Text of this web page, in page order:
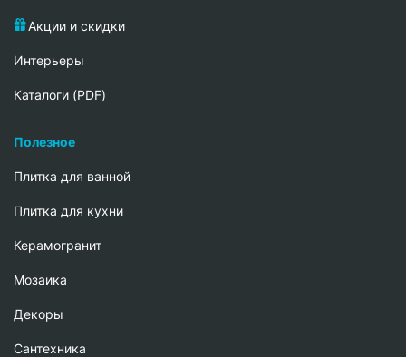
Акции и скидки
Интерьеры
Каталоги (PDF)
Полезное
Плитка для ванной
Плитка для кухни
Керамогранит
Мозаика
Декоры
Сантехника